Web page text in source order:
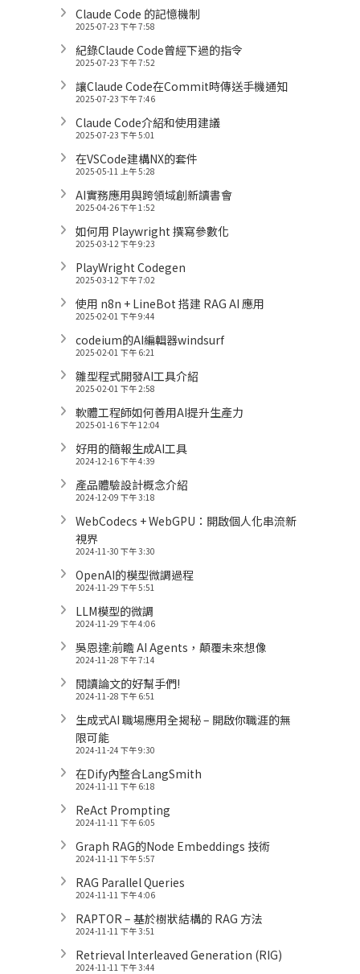
Claude Code 的記憶機制
2025-07-23 下午 7:58
紀錄Claude Code曾經下過的指令
2025-07-23 下午 7:52
讓Claude Code在Commit時傳送手機通知
2025-07-23 下午 7:46
Claude Code介紹和使用建議
2025-07-23 下午 5:01
在VSCode建構NX的套件
2025-05-11 上午 5:28
AI實務應用與跨領域創新讀書會
2025-04-26 下午 1:52
如何用 Playwright 撰寫參數化
2025-03-12 下午 9:23
PlayWright Codegen
2025-03-12 下午 7:02
使用 n8n + LineBot 搭建 RAG AI 應用
2025-02-01 下午 9:44
codeium的AI編輯器windsurf
2025-02-01 下午 6:21
雛型程式開發AI工具介紹
2025-02-01 下午 2:58
軟體工程師如何善用AI提升生產力
2025-01-16 下午 12:04
好用的簡報生成AI工具
2024-12-16 下午 4:39
產品體驗設計概念介紹
2024-12-09 下午 3:18
WebCodecs + WebGPU：開啟個人化串流新
視界
2024-11-30 下午 3:30
OpenAI的模型微調過程
2024-11-29 下午 5:51
LLM模型的微調
2024-11-29 下午 4:06
吳恩達:前瞻 AI Agents，顛覆未來想像
2024-11-28 下午 7:14
閱讀論文的好幫手們!
2024-11-28 下午 6:51
生成式AI 職場應用全揭秘 – 開啟你職涯的無
限可能
2024-11-24 下午 9:30
在Dify內整合LangSmith
2024-11-11 下午 6:18
ReAct Prompting
2024-11-11 下午 6:05
Graph RAG的Node Embeddings 技術
2024-11-11 下午 5:57
RAG Parallel Queries
2024-11-11 下午 4:06
RAPTOR – 基於樹狀結構的 RAG 方法
2024-11-11 下午 3:51
Retrieval Interleaved Generation (RIG)
2024-11-11 下午 3:44